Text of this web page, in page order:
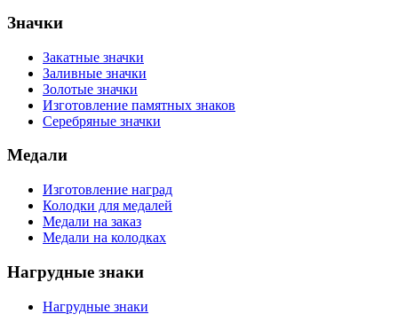
Значки
Закатные значки
Заливные значки
Золотые значки
Изготовление памятных знаков
Серебряные значки
Медали
Изготовление наград
Колодки для медалей
Медали на заказ
Медали на колодках
Нагрудные знаки
Нагрудные знаки